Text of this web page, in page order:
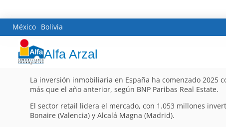
México Bolivia
Alfa Arzal
La inversión inmobiliaria en España ha comenzado
más que el año anterior, según BNP Paribas Real Estate.
El sector retail lidera el mercado, con 1.053 millones
Bonaire (Valencia) y Alcalá Magna (Madrid).